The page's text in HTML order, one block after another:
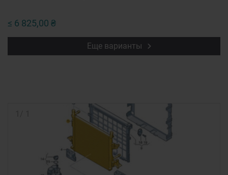
≤ 6 825,00 ₴
Еще варианты